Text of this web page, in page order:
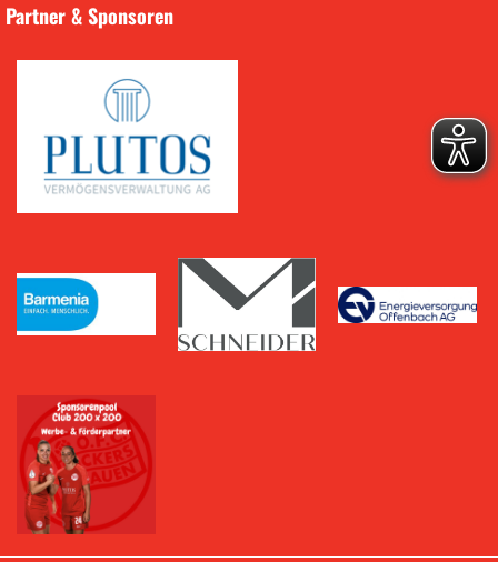
Partner & Sponsoren